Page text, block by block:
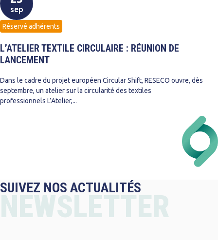
sep
Réservé adhérents
L’ATELIER TEXTILE CIRCULAIRE : RÉUNION DE
LANCEMENT
Dans le cadre du projet européen Circular Shift, RESECO ouvre, dès
septembre, un atelier sur la circularité des textiles
professionnels L’Atelier,...
SUIVEZ NOS ACTUALITÉS
NEWSLETTER